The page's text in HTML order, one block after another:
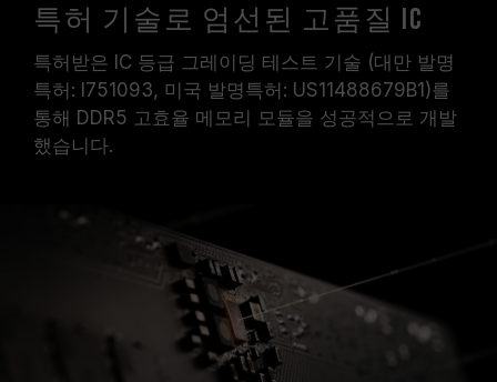
특허 기술로 엄선된 고품질 IC
특허받은 IC 등급 그레이딩 테스트 기술 (대만 발명
특허: I751093, 미국 발명특허: US11488679B1)를
통해 DDR5 고효율 메모리 모듈을 성공적으로 개발
했습니다.